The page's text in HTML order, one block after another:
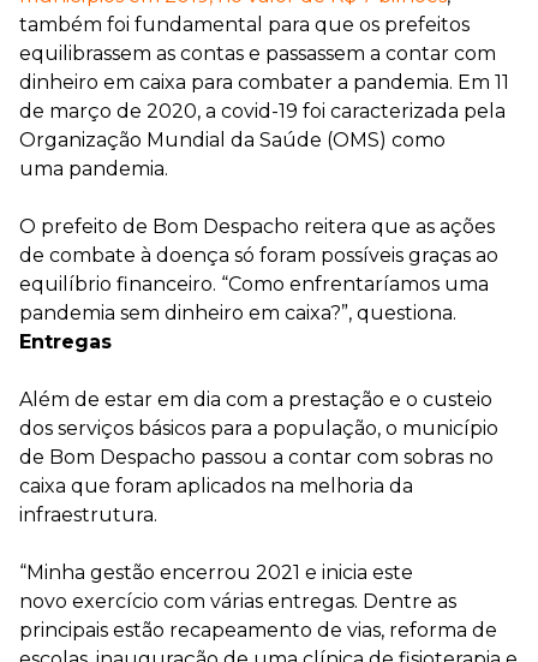
também foi fundamental para que os prefeitos
equilibrassem as contas e passassem a contar com
dinheiro em caixa para combater a pandemia. Em 11
de março de 2020, a covid-19 foi caracterizada pela
Organização Mundial da Saúde (OMS) como
uma pandemia.
O prefeito de Bom Despacho reitera que as ações
de combate à doença só foram possíveis graças ao
equilíbrio financeiro. “Como enfrentaríamos uma
pandemia sem dinheiro em caixa?”, questiona.
Entregas
Além de estar em dia com a prestação e o custeio
dos serviços básicos para a população, o município
de Bom Despacho passou a contar com sobras no
caixa que foram aplicados na melhoria da
infraestrutura.
“Minha gestão encerrou 2021 e inicia este
novo exercício com várias entregas. Dentre as
principais estão recapeamento de vias, reforma de